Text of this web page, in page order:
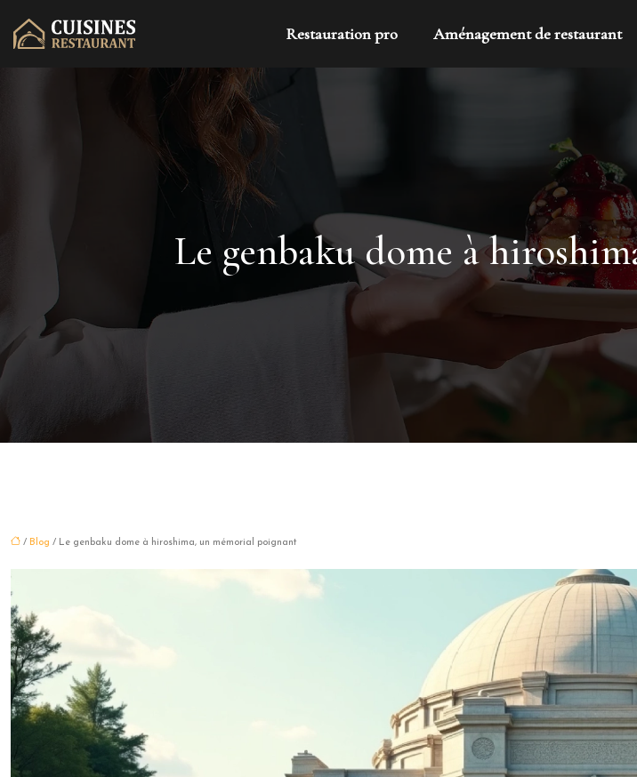
Restauration pro Aménagement de restaurant
Le genbaku dome à
/ Blog / Le genbaku dome à hiroshima, un mémorial poignant